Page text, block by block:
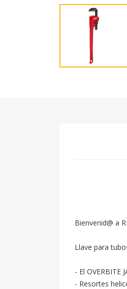
Bienvenid@ a
Llave para
- El OVERBITE
- Resortes